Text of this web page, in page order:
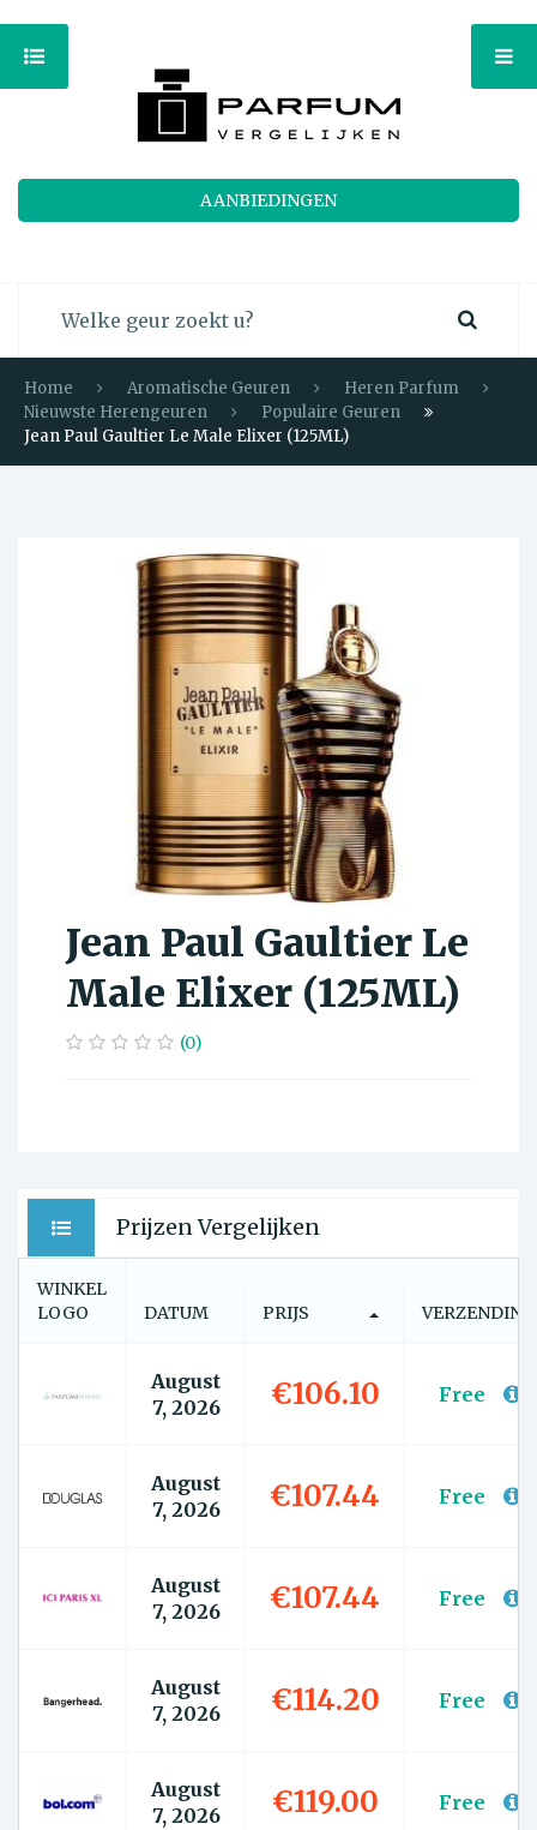
AANBIEDINGEN
Home Aromatische Geuren
Heren Parfum
Nieuwste Herengeuren
Populaire Geuren
Jean Paul Gaultier Le Male Elixer (125ML)
Jean Paul Gaultier Le
Male Elixer (125ML)
(0)
Prijzen Vergelijken
WINKEL
LOGO
DATUM PRIJS VERZENDING
August
7, 2026
€106.10 Free
August
7, 2026
€107.44 Free
August
7, 2026
€107.44 Free
August
7, 2026
€114.20 Free
August
7, 2026
€119.00 Free